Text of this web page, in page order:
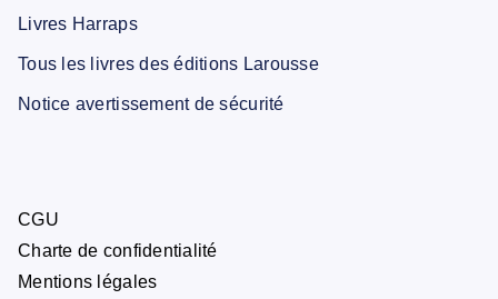
Livres Harraps
Tous les livres des éditions Larousse
Notice avertissement de sécurité
CGU
Charte de confidentialité
Mentions légales